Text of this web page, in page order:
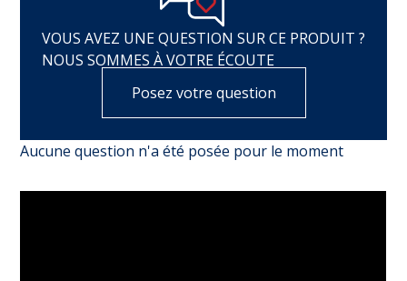
VOUS AVEZ UNE QUESTION SUR CE PRODUIT ?
NOUS SOMMES À VOTRE ÉCOUTE
Posez votre question
Aucune question n'a été posée pour le moment